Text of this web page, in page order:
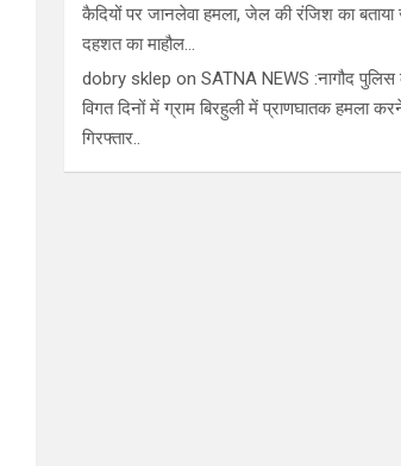
कैदियों पर जानलेवा हमला, जेल की रंजिश का बताया
दहशत का माहौल…
dobry sklep onSATNA NEWS :नागौद पुलिस
विगत दिनों में ग्राम बिरहुली में प्राणघातक हमला
गिरफ्तार..